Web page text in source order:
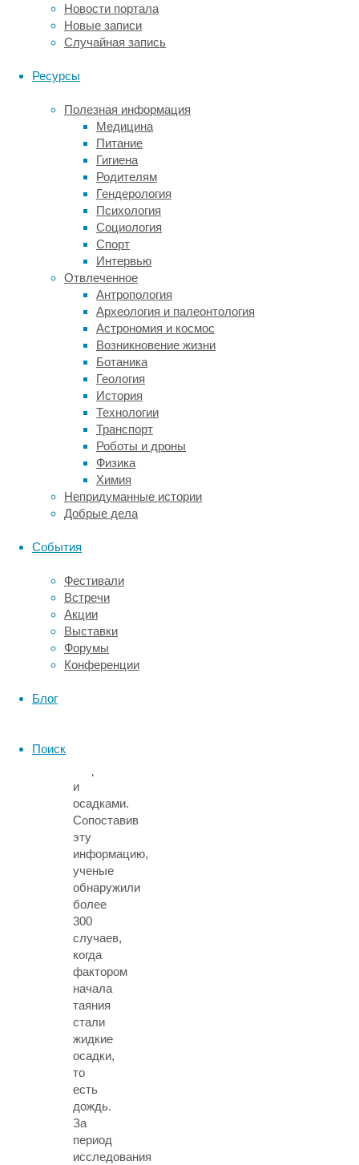
Новости портала
Новые записи
Случайная запись
Ресурсы
Полезная информация
Медицина
Питание
Гигиена
Родителям
Гендерология
Психология
Социология
Спорт
Интервью
Отвлеченное
Антропология
Археология и палеонтология
Астрономия и космос
Возникновение жизни
Ботаника
Геология
История
Технологии
Транспорт
Роботы и дроны
Физика
Химия
Непридуманные истории
Добрые дела
События
Фестивали
Встречи
Акции
Выставки
Форумы
Конференции
Блог
Поиск
климатических
моделях,
прогнозирующих
развитие
в
Гренландии.
Марилена
Олтманнс
(Marilena
Oltmanns)
из
центра
океанических
исследований
GEOMAR
Германии
ее
коллеги
использовали
спутниковые
данные,
по
которым
можно
отслеживать
таяние
и
в
реальном
времени,
и
данные
автоматических
и
осадками.
Сопоставив
эту
информацию,
ученые
обнаружили
более
300
случаев,
когда
фактором
начала
таяния
стали
жидкие
осадки,
то
есть
дождь.
За
период
исследования